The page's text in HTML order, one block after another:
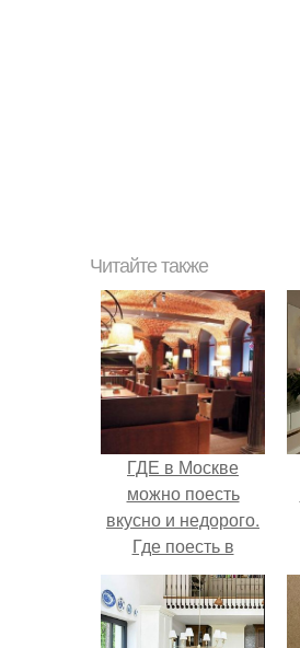
Читайте также
ГДЕ в Москве
можно поесть
вкусно и недорого.
Где поесть в
Москве вкусно и
недорого.